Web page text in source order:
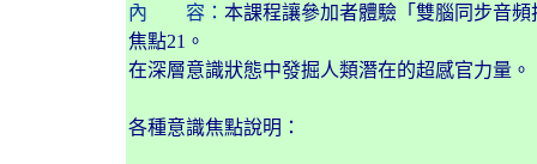
內 容： 本課程讓參加者體驗「雙腦同步音
焦點21。
在深層意識狀態中發掘人類潛在的超感官力量。
各種意識焦點說明：